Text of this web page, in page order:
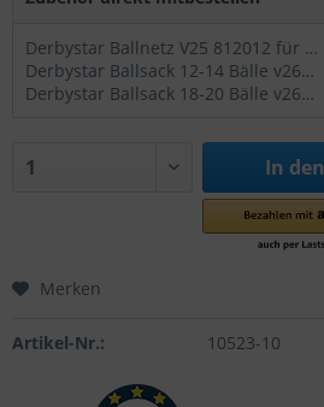
Derbystar Ballnetz V25 812012 für 10 Bälle
Derbystar Ballsack 12-14 Bälle v26 schwarz
Derbystar Ballsack 18-20 Bälle v26 schwarz
In den
Merken
Artikel-Nr.: 10523-10